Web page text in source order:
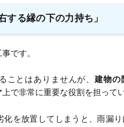
する縁の下の力持ち」
です。
ことはありませんが、建物の
上で非常に重要な役割を担ってい
化を放置してしまうと、雨漏